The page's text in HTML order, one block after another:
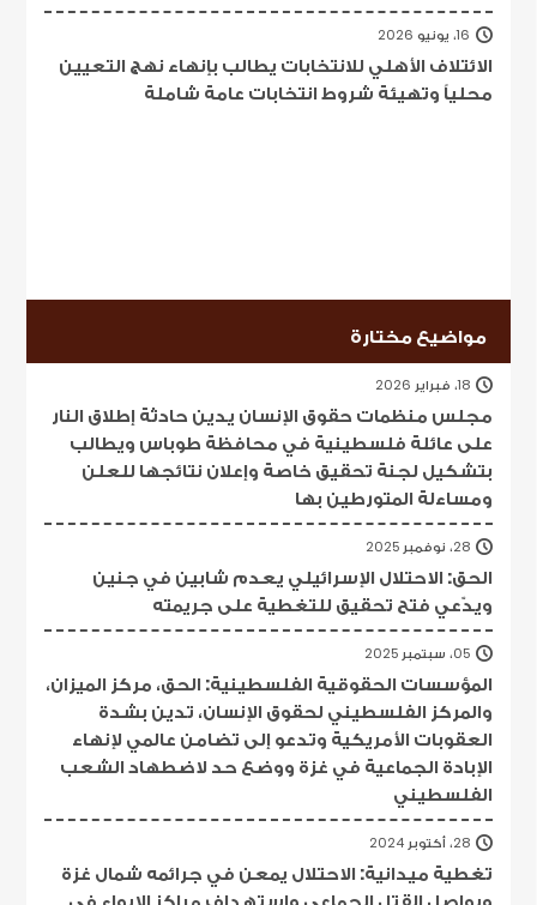
16، يونيو 2026
الائتلاف الأهلي للانتخابات يطالب بإنهاء نهج التعيين
محلياً وتهيئة شروط انتخابات عامة شاملة
مواضيع مختارة
18، فبراير 2026
مجلس منظمات حقوق الإنسان يدين حادثة إطلاق النار
على عائلة فلسطينية في محافظة طوباس ويطالب
بتشكيل لجنة تحقيق خاصة وإعلان نتائجها للعلن
ومساءلة المتورطين بها
28، نوفمبر 2025
الحق: الاحتلال الإسرائيلي يعدم شابين في جنين
ويدّعي فتح تحقيق للتغطية على جريمته
05، سبتمبر 2025
المؤسسات الحقوقية الفلسطينية: الحق، مركز الميزان،
والمركز الفلسطيني لحقوق الإنسان، تدين بشدة
العقوبات الأمريكية وتدعو إلى تضامن عالمي لإنهاء
الإبادة الجماعية في غزة ووضع حد لاضطهاد الشعب
الفلسطيني
28، أكتوبر 2024
تغطية ميدانية: الاحتلال يمعن في جرائمه شمال غزة